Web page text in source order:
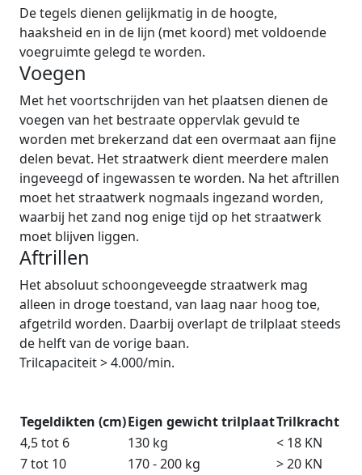
De tegels dienen gelijkmatig in de hoogte,
haaksheid en in de lijn (met koord) met voldoende
voegruimte gelegd te worden.
Voegen
Met het voortschrijden van het plaatsen dienen de
voegen van het bestraate oppervlak gevuld te
worden met brekerzand dat een overmaat aan fijne
delen bevat. Het straatwerk dient meerdere malen
ingeveegd of ingewassen te worden. Na het aftrillen
moet het straatwerk nogmaals ingezand worden,
waarbij het zand nog enige tijd op het straatwerk
moet blijven liggen.
Aftrillen
Het absoluut schoongeveegde straatwerk mag
alleen in droge toestand, van laag naar hoog toe,
afgetrild worden. Daarbij overlapt de trilplaat steeds
de helft van de vorige baan.
Trilcapaciteit > 4.000/min.
Tegeldikten (cm)Eigen gewicht trilplaatTrilkracht
4,5 tot 6
130 kg
< 18 KN
7 tot 10
170 - 200 kg
> 20 KN